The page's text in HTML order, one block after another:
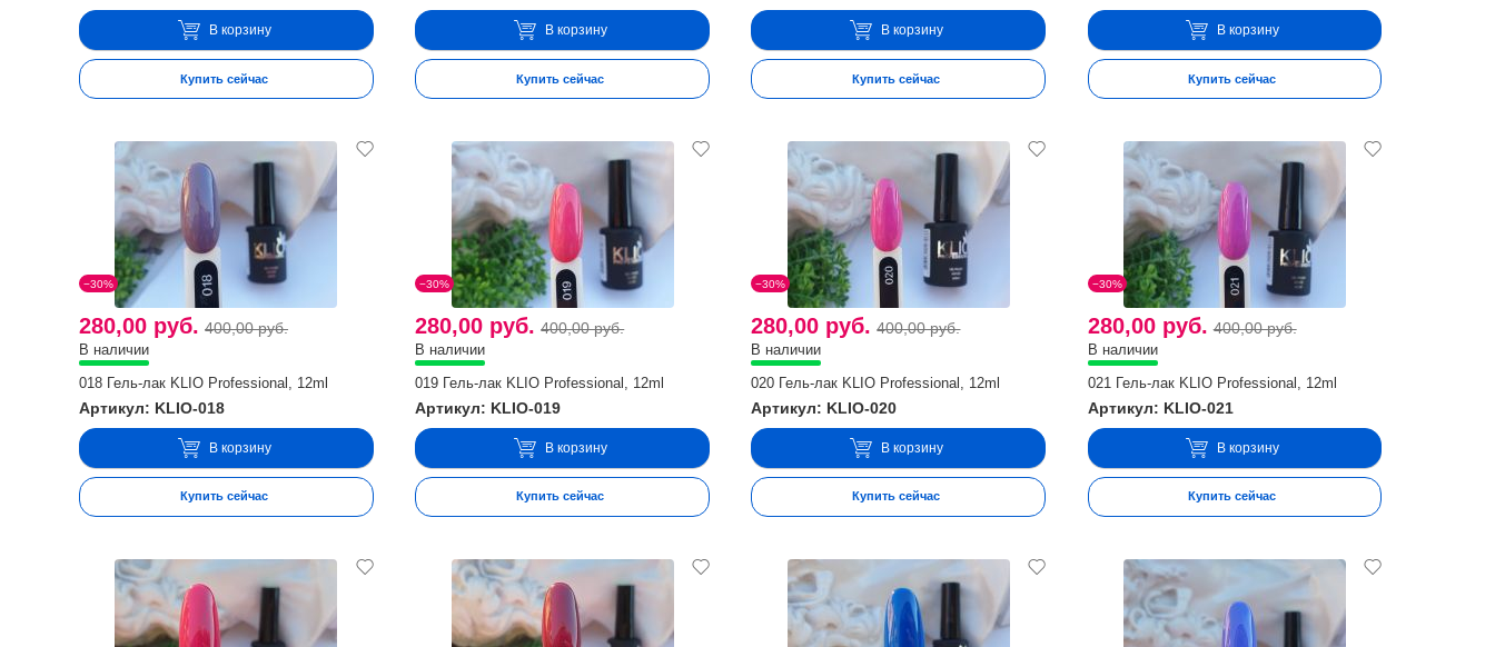
В корзину
Купить сейчас
В корзину
Купить сейчас
В корзину
Купить сейчас
В корзину
Купить сейчас
−30%
280,00 руб. 400,00 руб.
В наличии
018 Гель-лак KLIO Professional, 12ml
Артикул: KLIO-018
В корзину
Купить сейчас
−30%
280,00 руб. 400,00 руб.
В наличии
019 Гель-лак KLIO Professional, 12ml
Артикул: KLIO-019
В корзину
Купить сейчас
−30%
280,00 руб. 400,00 руб.
В наличии
020 Гель-лак KLIO Professional, 12ml
Артикул: KLIO-020
В корзину
Купить сейчас
−30%
280,00 руб. 400,00 руб.
В наличии
021 Гель-лак KLIO Professional, 12ml
Артикул: KLIO-021
В корзину
Купить сейчас